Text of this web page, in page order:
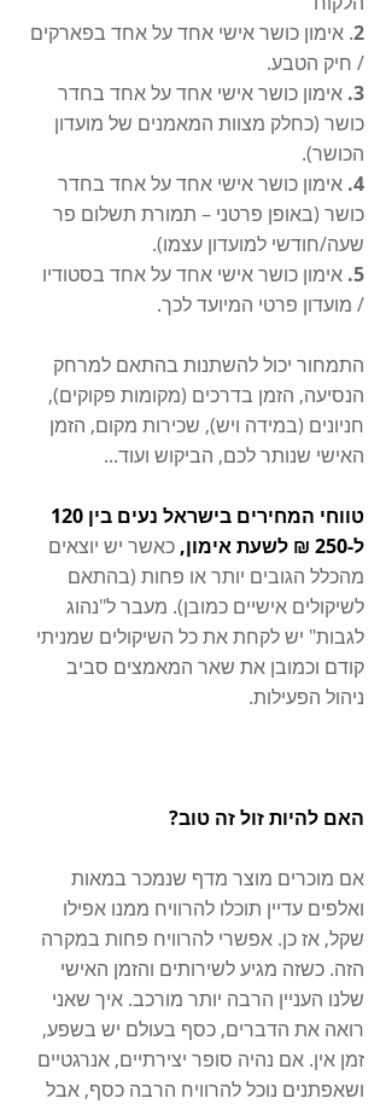
2. אימון כושר אישי אחד על אחד בפארקים
/ חיק הטבע.
3. אימון כושר אישי אחד על אחד בחדר
כושר (כחלק מצוות המאמנים של מועדון
הכושר).
4. אימון כושר אישי אחד על אחד בחדר
כושר (באופן פרטני – תמורת תשלום פר
שעה/חודשי למועדון עצמו).
5. אימון כושר אישי אחד על אחד בסטודיו
/ מועדון פרטי המיועד לכך.
התמחור יכול להשתנות בהתאם למרחק
הנסיעה, הזמן בדרכים (מקומות פקוקים),
חניונים (במידה ויש), שכירות מקום, הזמן
האישי שנותר לכם, הביקוש ועוד...
ל-250 ₪ לשעת אימון,
כאשר יש יוצאים
מהכלל הגובים יותר או פחות (בהתאם
לשיקולים אישיים כמובן). מעבר ל"נהוג
לגבות" יש לקחת את כל השיקולים שמניתי
קודם וכמובן את שאר המאמצים סביב
ניהול הפעילות.
האם להיות זול זה טוב?
אם מוכרים מוצר מדף שנמכר במאות
ואלפים עדיין תוכלו להרוויח ממנו אפילו
שקל, אז כן. אפשרי להרוויח פחות במקרה
הזה. כשזה מגיע לשירותים והזמן האישי
שלנו העניין הרבה יותר מורכב. איך שאני
רואה את הדברים, כסף בעולם יש בשפע,
זמן אין. אם נהיה סופר יצירתיים, אנרגטיים
ושאפתנים נוכל להרוויח הרבה כסף, אבל